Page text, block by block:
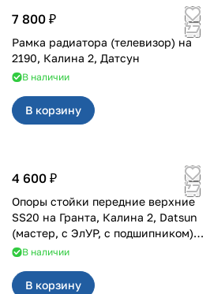
7 800 ₽
Рамка радиатора (телевизор) на
2190, Калина 2, Датсун
В наличии
В корзину
4 600 ₽
Опоры стойки передние верхние
SS20 на Гранта, Калина 2, Datsun
(мастер, с ЭлУР, с подшипником)
2шт 10123
В наличии
В корзину